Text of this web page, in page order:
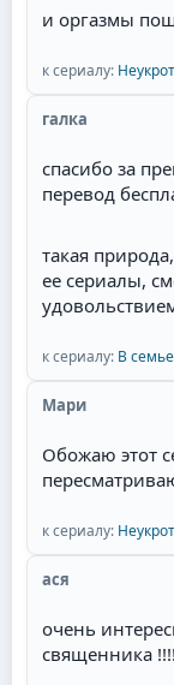
и оргазмы
к сериалу:
галка
спасибо за
перевод
такая
ее сериалы,
к сериалу: В семье
Мари
Обожаю этот
к сериалу:
ася
очень
священника